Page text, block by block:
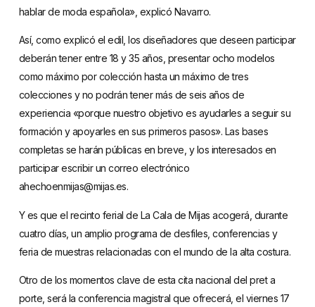
hablar de moda española», explicó Navarro.
Así, como explicó el edil, los diseñadores que deseen participar
deberán tener entre 18 y 35 años, presentar ocho modelos
como máximo por colección hasta un máximo de tres
colecciones y no podrán tener más de seis años de
experiencia «porque nuestro objetivo es ayudarles a seguir su
formación y apoyarles en sus primeros pasos». Las bases
completas se harán públicas en breve, y los interesados en
participar escribir un correo electrónico
ahechoenmijas@mijas.es.
Y es que el recinto ferial de La Cala de Mijas acogerá, durante
cuatro días, un amplio programa de desfiles, conferencias y
feria de muestras relacionadas con el mundo de la alta costura.
Otro de los momentos clave de esta cita nacional del pret a
porte, será la conferencia magistral que ofrecerá, el viernes 17